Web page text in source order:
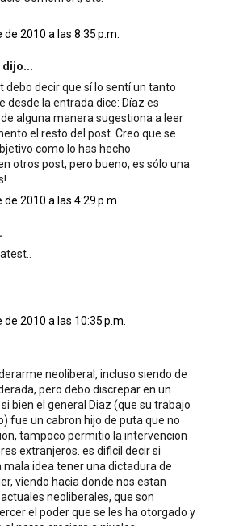
2010 a las 8:35 p.m.
dijo...
debo decir que sí lo sentí un tanto
desde la entrada dice: Díaz es
alguna manera sugestiona a leer
el resto del post. Creo que se
como lo has hecho
otros post, pero bueno, es sólo una
2010 a las 4:29 p.m.
2010 a las 10:35 p.m.
neoliberal, incluso siendo de
pero debo discrepar en un
bien el general Diaz (que su trabajo
fue un cabron hijo de puta que no
tampoco permitio la intervencion
extranjeros. es dificil decir si
idea tener una dictadura de
viendo hacia donde nos estan
neoliberales, que son
el poder que se les ha otorgado y